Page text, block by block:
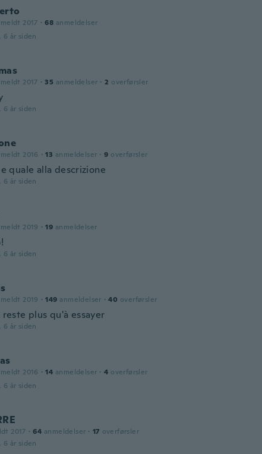
2017 · 68 anmeldelser
6 år siden
2017 · 35 anmeldelser · 2 overførsler
6 år siden
2016 · 13 anmeldelser · 9 overførsler
quale alla descrizione
6 år siden
2019 · 19 anmeldelser
6 år siden
2019 · 149 anmeldelser · 40 overførsler
reste plus qu'à essayer
6 år siden
2016 · 14 anmeldelser · 4 overførsler
6 år siden
2017 · 64 anmeldelser · 17 overførsler
6 år siden